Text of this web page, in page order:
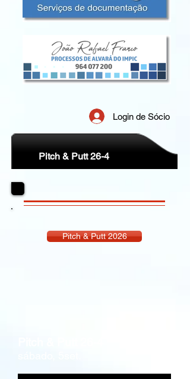
Login de Sócio
Pitch & Putt 26-4
Pitch & Putt 2026